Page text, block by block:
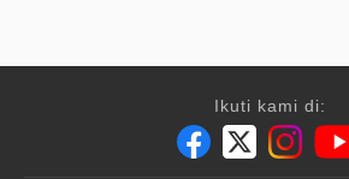
Ikuti kami di: